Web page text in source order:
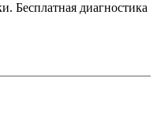
Бесплатная диагностика